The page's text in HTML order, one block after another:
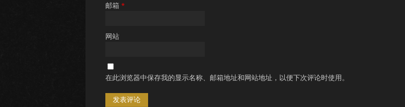
邮箱 *
网站
在此浏览器中保存我的显示名称、邮箱地址和网站地址，以便下次评论时使用。